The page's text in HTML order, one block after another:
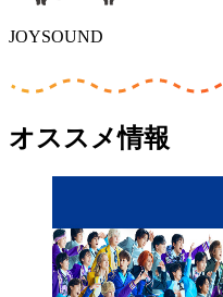
JOYSOUND
オススメ情報